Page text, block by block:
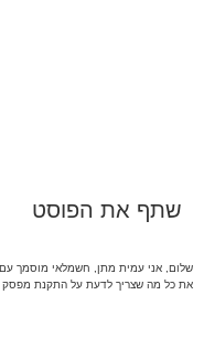
שתף את הפוסט
שלום, אני עמית מתן, חשמלאי מוסמך עם
את כל מה שצריך לדעת על התקנת מפסק